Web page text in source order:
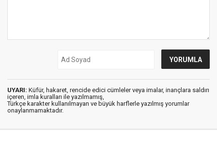
UYARI: Küfür, hakaret, rencide edici cümleler veya imalar, inançlara saldırı
içeren, imla kuralları ile yazılmamış,
Türkçe karakter kullanılmayan ve büyük harflerle yazılmış yorumlar
onaylanmamaktadır.